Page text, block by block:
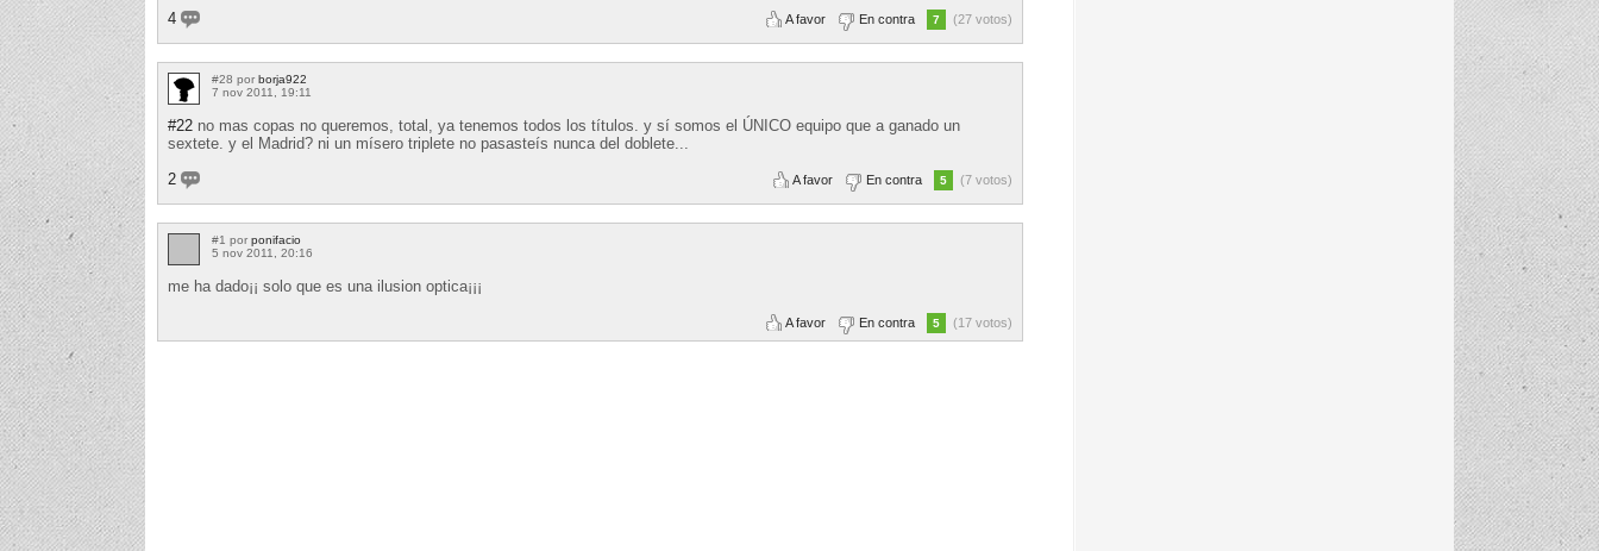
4
A favor En contra 7 (27 votos)
#28 por borja922
7 nov 2011, 19:11
#22 no mas copas no queremos, total, ya tenemos todos los títulos. y sí somos el ÚNICO equipo que a ganado un
sextete. y el Madrid? ni un mísero triplete no pasasteís nunca del doblete...
2
A favor En contra 5 (7 votos)
#1 por ponifacio
5 nov 2011, 20:16
me ha dado¡¡ solo que es una ilusion optica¡¡¡
A favor En contra 5 (17 votos)